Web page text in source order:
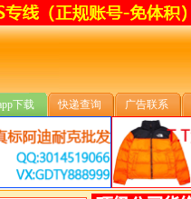
下载 快递查询 广告联系